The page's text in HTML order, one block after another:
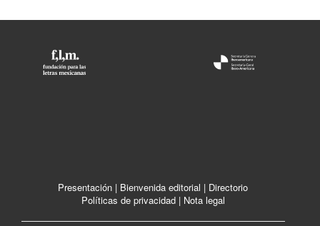
Presentación | Bienvenida editorial | Directorio
Políticas de privacidad| Nota legal